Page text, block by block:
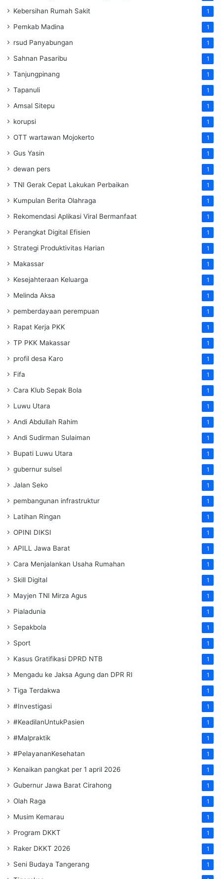
Kebersihan Rumah Sakit 1
Pemkab Madina 1
rsud Panyabungan 1
Sahnan Pasaribu 1
Tanjungpinang 1
Tapanuli 1
Amsal Sitepu 1
korupsi 1
OTT wartawan Mojokerto 1
Gus Yasin 1
dewan pers 1
TNI Gerak Cepat Lakukan Perbaikan 1
Kumpulan Berita Olahraga 1
Rekomendasi Aplikasi Viral Bermanfaat 1
Perangkat Digital Efisien 1
Strategi Produktivitas Harian 1
Makassar 1
Kesejahteraan Keluarga 1
Melinda Aksa 1
pemberdayaan perempuan 1
Rapat Kerja PKK 1
TP PKK Makassar 1
profil desa Karo 1
Fifa 1
Cara Klub Sepak Bola 1
Luwu Utara 1
Andi Abdullah Rahim 1
Andi Sudirman Sulaiman 1
Bupati Luwu Utara 1
gubernur sulsel 1
Jalan Seko 1
pembangunan infrastruktur 1
Latihan Ringan 1
OPINI DIKSI 1
APILL Jawa Barat 1
Cara Menjalankan Usaha Rumahan 1
Skill Digital 1
Mayjen TNI Mirza Agus 1
Pialadunia 1
Sepakbola 1
Sport 1
Kasus Gratifikasi DPRD NTB 1
Mengadu ke Jaksa Agung dan DPR RI 1
Tiga Terdakwa 1
#Investigasi 1
#KeadilanUntukPasien 1
#Malpraktik 1
#PelayananKesehatan 1
Kenaikan pangkat per 1 april 2026 1
Gubernur Jawa Barat Cirahong 1
Olah Raga 1
Musim Kemarau 1
Program DKKT 1
Raker DKKT 2026 1
Seni Budaya Tangerang 1